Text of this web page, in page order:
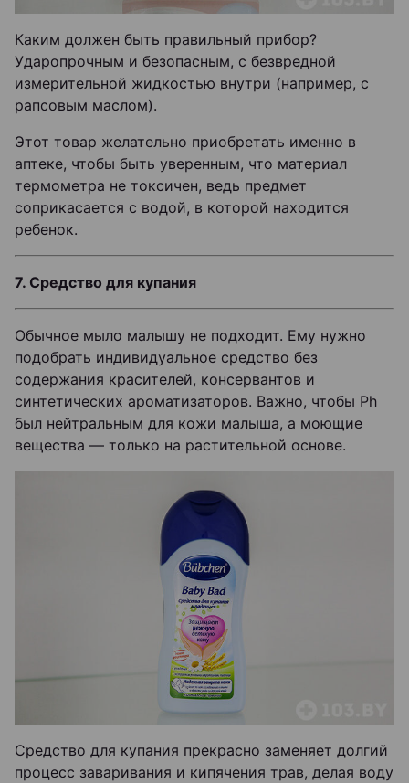
Каким должен быть правильный прибор?
Ударопрочным и безопасным, с безвредной
измерительной жидкостью внутри (например, с
рапсовым маслом).
Этот товар желательно приобретать именно в
аптеке, чтобы быть уверенным, что материал
термометра не токсичен, ведь предмет
соприкасается с водой, в которой находится
ребенок.
7. Средство для купания
Обычное мыло малышу не подходит. Ему нужно
подобрать индивидуальное средство без
содержания красителей, консервантов и
синтетических ароматизаторов. Важно, чтобы Ph
был нейтральным для кожи малыша, а моющие
вещества — только на растительной основе.
Средство для купания прекрасно заменяет долгий
процесс заваривания и кипячения трав, делая воду